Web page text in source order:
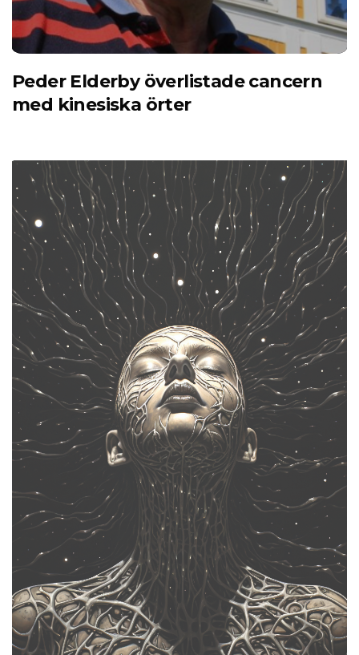
Peder Elderby överlistade cancern
med kinesiska örter